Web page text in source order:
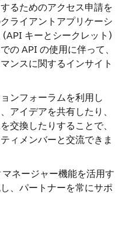
るためのアクセス申請を
ライアントアプリケーシ
キーとシークレット)
の API の使用に伴って、
ンスに関するインサイト
ンフォーラムを利用し
アイデアを共有したり、
交換したりすることで、
ィメンバーと交流できま
ネージャー機能を活用す
、パートナーを常にサポ